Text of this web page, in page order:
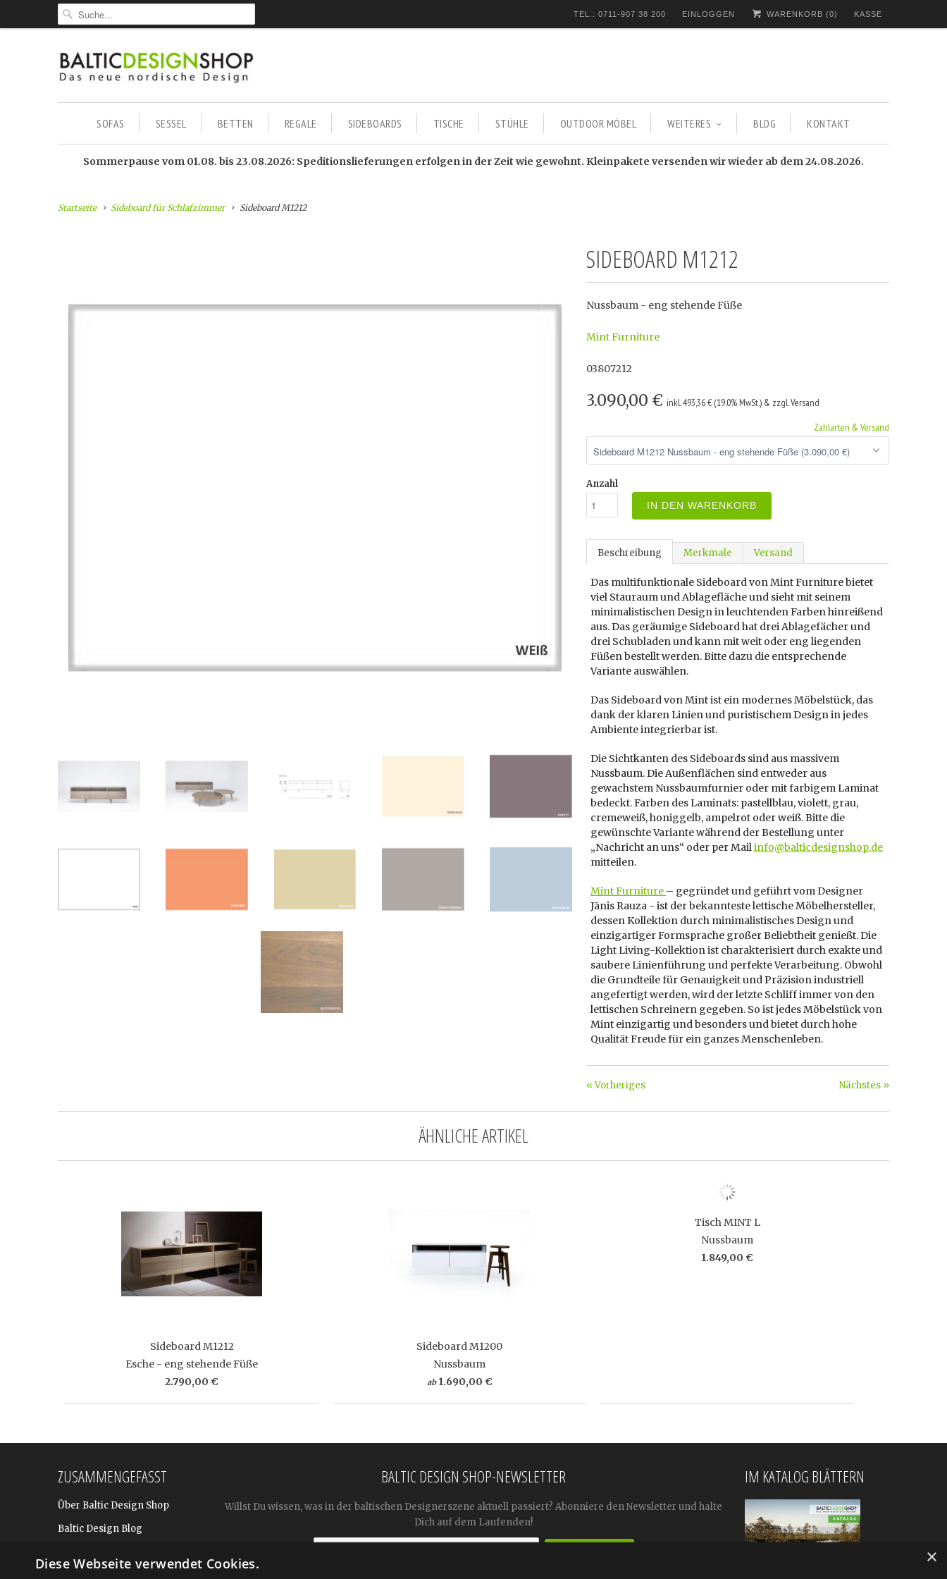
TEL.: 0711-907 38 200 EINLOGGEN WARENKORB (0) KASSE
SOFAS SESSEL BETTEN REGALE SIDEBOARDS TISCHE STÜHLE OUTDOOR MÖBEL WEITERES BLOG KONTAKT
Sommerpause vom 01.08. bis 23.08.2026: Speditionslieferungen erfolgen in der Zeit wie gewohnt. Kleinpakete versenden wir wieder ab dem 24.08.2026.
Startseite Sideboard für Schlafzimmer Sideboard M1212
SIDEBOARD M1212
Nussbaum - eng stehende Füße
Mint Furniture
03807212
3.090,00 € inkl. 493,36 € (19.0% MwSt.) & zzgl. Versand
Zahlarten & Versand
Anzahl
IN DEN WARENKORB
Beschreibung Merkmale Versand
Das multifunktionale Sideboard von Mint Furniture bietet
viel Stauraum und Ablagefläche und sieht mit seinem
minimalistischen Design in leuchtenden Farben hinreißend
aus. Das geräumige Sideboard hat drei Ablagefächer und
drei Schubladen und kann mit weit oder eng liegenden
Füßen bestellt werden. Bitte dazu die entsprechende
Variante auswählen.
Das Sideboard von Mint ist ein modernes Möbelstück, das
dank der klaren Linien und puristischem Design in jedes
Ambiente integrierbar ist.
Die Sichtkanten des Sideboards sind aus massivem
Nussbaum. Die Außenflächen sind entweder aus
gewachstem Nussbaumfurnier oder mit farbigem Laminat
bedeckt. Farben des Laminats: pastellblau, violett, grau,
cremeweiß, honiggelb, ampelrot oder weiß. Bitte die
gewünschte Variante während der Bestellung unter
„Nachricht an uns“ oder per Mailinfo@balticdesignshop.de
mitteilen.
Mint Furniture – gegründet und geführt vom Designer
Jānis Rauza - ist der bekannteste lettische Möbelhersteller,
dessen Kollektion durch minimalistisches Design und
einzigartiger Formsprache großer Beliebtheit genießt. Die
Light Living-Kollektion ist charakterisiert durch exakte und
saubere Linienführung und perfekte Verarbeitung. Obwohl
die Grundteile für Genauigkeit und Präzision industriell
angefertigt werden, wird der letzte Schliff immer von den
lettischen Schreinern gegeben. So ist jedes Möbelstück von
Mint einzigartig und besonders und bietet durch hohe
Qualität Freude für ein ganzes Menschenleben.
Nächstes »
« Vorheriges
ÄHNLICHE ARTIKEL
Sideboard M1212
Esche - eng stehende Füße
2.790,00 €
Sideboard M1200
Nussbaum
ab 1.690,00 €
Tisch MINT L
Nussbaum
1.849,00 €
ZUSAMMENGEFASST
Über Baltic Design Shop
Baltic Design Blog
BALTIC DESIGN SHOP-NEWSLETTER
Willst Du wissen, was in der baltischen Designerszene aktuell passiert? Abonniere den Newsletter und halte
Dich auf dem Laufenden!
IM KATALOG BLÄTTERN
×
Diese Webseite verwendet Cookies.